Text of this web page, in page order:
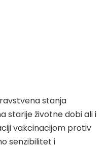
stanja
starije životne dobi ali i
vakcinacijom protiv
senzibilitet i